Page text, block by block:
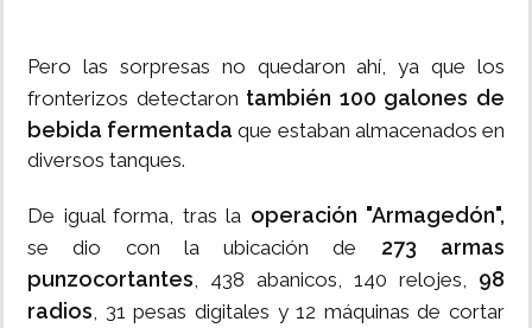
Pero las sorpresas no quedaron ahí, ya que los
fronterizos detectaron también 100 galones de
bebida fermentada que estaban almacenados en
diversos tanques.
De igual forma, tras la operación "Armagedón",
se dio con la ubicación de 273 armas
punzocortantes, 438 abanicos, 140 relojes, 98
radios, 31 pesas digitales y 12 máquinas de cortar